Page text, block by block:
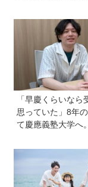
「早慶くらいなら
思っていた」8年
て慶應義塾大学へ
受験の反動からゲ
症に。成績急降下
大学に入る”までの